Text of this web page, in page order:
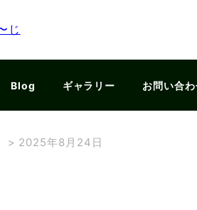
Blog ギャラリー お問い合
> 2025年8月24日